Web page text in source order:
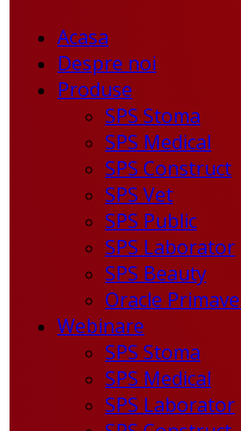
Acasa
Despre noi
Produse
SPS Stoma
SPS Medical
SPS Construct
SPS Vet
SPS Public
SPS Laborator
SPS Beauty
Oracle
Webinare
SPS Stoma
SPS Medical
SPS Laborator